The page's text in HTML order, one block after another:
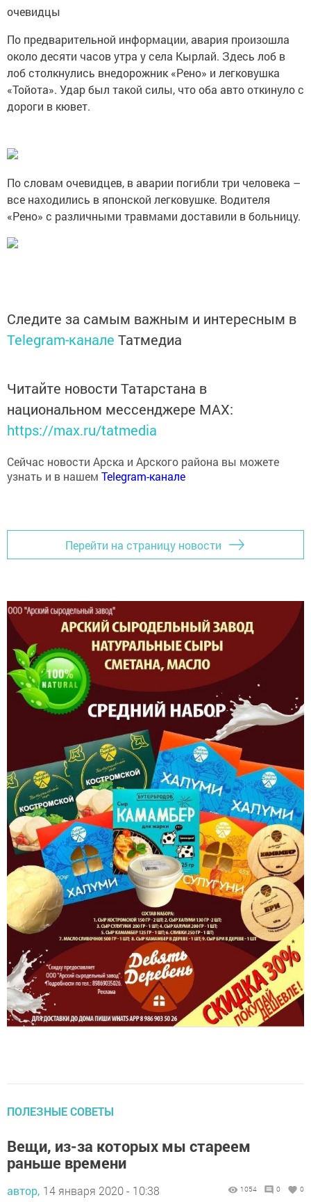
очевидцы
По предварительной информации, авария произошла
около десяти часов утра у села Кырлай. Здесь лоб в
лоб столкнулись внедорожник «Рено» и легковушка
«Тойота». Удар был такой силы, что оба авто откинуло с
дороги в кювет.
По словам очевидцев, в аварии погибли три человека –
все находились в японской легковушке. Водителя
«Рено» с различными травмами доставили в больницу.
Следите за самым важным и интересным в
Telegram-канале Татмедиа
Читайте новости Татарстана в
национальном мессенджере MАХ:
https://max.ru/tatmedia
Сейчас новости Арска и Арского района вы можете
узнать и в нашем Telegram-канале
Перейти на страницу новости
ПОЛЕЗНЫЕ СОВЕТЫ
Вещи, из-за которых мы стареем
раньше времени
автор, 14 января 2020 - 10:38 1054 0 0